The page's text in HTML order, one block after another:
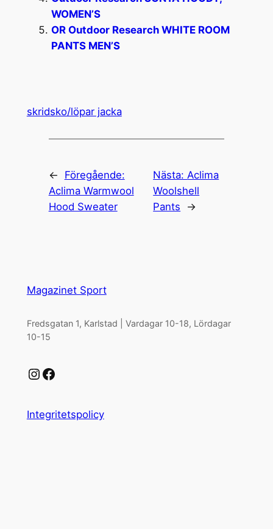
WOMEN’S
OR Outdoor Research WHITE ROOM
PANTS MEN’S
skridsko/löpar jacka
←
Föregående:
Aclima Warmwool
Hood Sweater
Nästa: Aclima
Woolshell
Pants
→
Magazinet Sport
Fredsgatan 1, Karlstad | Vardagar 10-18, Lördagar
10-15
Instagram Facebook
Integritetspolicy